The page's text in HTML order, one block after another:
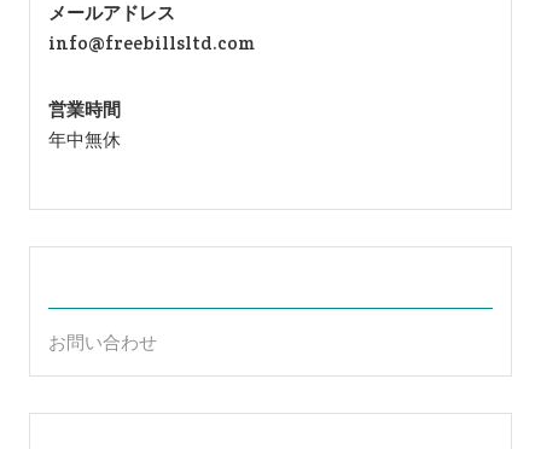
メールアドレス
info@freebillsltd.com
営業時間
年中無休
お問い合わせ